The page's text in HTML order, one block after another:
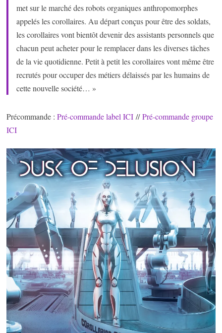
met sur le marché des robots organiques anthropomorphes
appelés les corollaires. Au départ conçus pour être des soldats,
les corollaires vont bientôt devenir des assistants personnels que
chacun peut acheter pour le remplacer dans les diverses tâches
de la vie quotidienne. Petit à petit les corollaires vont même être
recrutés pour occuper des métiers délaissés par les humains de
cette nouvelle société… »
Précommande :Pré-commande label ICI //Pré-commande groupe
ICI